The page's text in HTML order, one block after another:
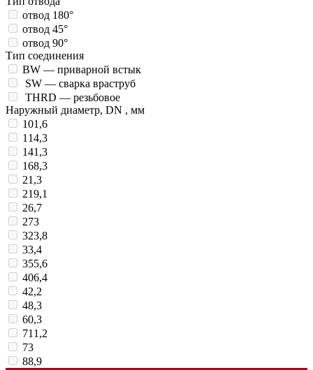
отвод 180°
отвод 45°
отвод 90°
Тип соединения
BW — приварной встык
SW — сварка враструб
THRD — резьбовое
Наружный диаметр, DN , мм
101,6
114,3
141,3
168,3
21,3
219,1
26,7
273
323,8
33,4
355,6
406,4
42,2
48,3
60,3
711,2
73
88,9